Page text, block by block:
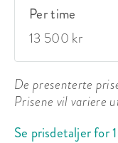
Per time
13 500 kr
De presenterte
Prisene vil variere
Se prisdetaljer for